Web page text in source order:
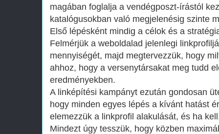
magában foglalja a vendégposzt-írástól
katalógusokban való megjelenésig szinte
Első lépésként mindig a célok és a
Felmérjük a weboldalad jelenlegi
mennyiségét, majd megtervezzük, hogy
ahhoz, hogy a versenytársakat meg tudd
eredményekben.
A linképítési kampányt ezután gondosan
hogy minden egyes lépés a kívánt hatást
elemezzük a linkprofil alakulását, és ha
Mindezt úgy tesszük, hogy közben